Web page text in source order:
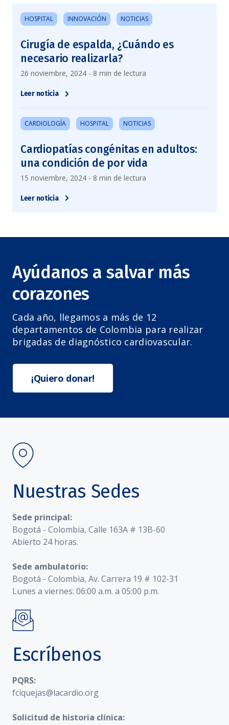
HOSPITAL INNOVACIÓN NOTICIAS
Cirugía de espalda, ¿Cuándo es
necesario realizarla?
26 noviembre, 2024 - 8 min de lectura
Leer noticia
CARDIOLOGÍA HOSPITAL NOTICIAS
Cardiopatías congénitas en adultos:
una condición de por vida
15 noviembre, 2024 - 8 min de lectura
Leer noticia
Ayúdanos a salvar más
corazones
Cada año, llegamos a más de 12
departamentos de Colombia para realizar
brigadas de diagnóstico cardiovascular.
¡Quiero donar!
Nuestras Sedes
Sede principal:
Bogotá - Colombia, Calle 163A # 13B-60
Abierto 24 horas.
Sede ambulatorio:
Bogotá - Colombia, Av. Carrera 19 # 102-31
Lunes a viernes: 06:00 a.m. a 05:00 p.m.
Escríbenos
PQRS:
fciquejas@lacardio.org
Solicitud de historia clínica: